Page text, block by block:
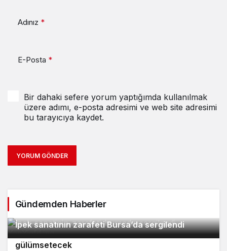
Adınız *
E-Posta *
Bir dahaki sefere yorum yaptığımda kullanılmak
üzere adımı, e-posta adresimi ve web site adresimi
bu tarayıcıya kaydet.
YORUM GÖNDER
Gündemden Haberler
İpek sanatının zarafeti Bursa’da sergilendi
Orhaneli’nin turizm potansiyeli Bursa’yı
gülümsetecek
3
4